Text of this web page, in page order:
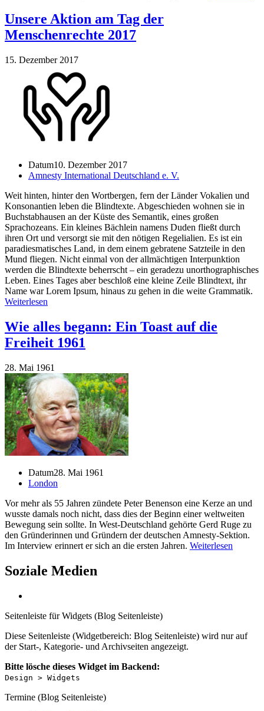
Unsere Aktion am Tag der
Menschenrechte 2017
15. Dezember 2017
Datum10. Dezember 2017
Amnesty International Deutschland e. V.
Weit hinten, hinter den Wortbergen, fern der Länder Vokalien und
Konsonantien leben die Blindtexte. Abgeschieden wohnen sie in
Buchstabhausen an der Küste des Semantik, eines großen
Sprachozeans. Ein kleines Bächlein namens Duden fließt durch
ihren Ort und versorgt sie mit den nötigen Regelialien. Es ist ein
paradiesmatisches Land, in dem einem gebratene Satzteile in den
Mund fliegen. Nicht einmal von der allmächtigen Interpunktion
werden die Blindtexte beherrscht – ein geradezu unorthographisches
Leben. Eines Tages aber beschloß eine kleine Zeile Blindtext, ihr
Name war Lorem Ipsum, hinaus zu gehen in die weite Grammatik.
Weiterlesen
Wie alles begann: Ein Toast auf die
Freiheit 1961
28. Mai 1961
Datum28. Mai 1961
London
Vor mehr als 55 Jahren zündete Peter Benenson eine Kerze an und
wusste damals noch nicht, dass dies der Beginn einer weltweiten
Bewegung sein sollte. In West-Deutschland gehörte Gerd Ruge zu
den Gründerinnen und Gründern der deutschen Amnesty-Sektion.
Im Interview erinnert er sich an die ersten Jahren. Weiterlesen
Soziale Medien
Seitenleiste für Widgets (Blog Seitenleiste)
Diese Seitenleiste (Widgetbereich: Blog Seitenleiste) wird nur auf
der Start-, Kategorie- und Archivseiten angezeigt.
Bitte lösche dieses Widget im Backend:
Design > Widgets
Termine (Blog Seitenleiste)